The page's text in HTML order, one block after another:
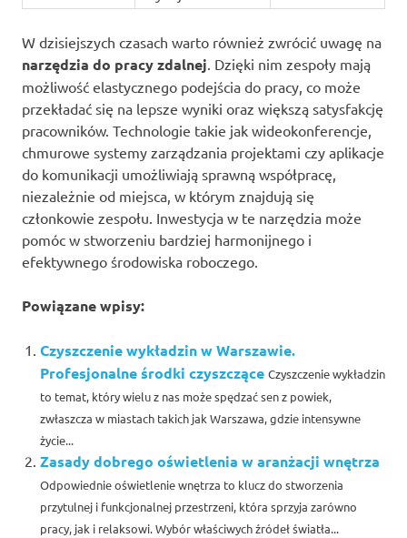
W dzisiejszych czasach warto również zwrócić uwagę na
narzędzia do pracy zdalnej . Dzięki nim zespoły mają
możliwość elastycznego podejścia do pracy, co może
przekładać się na lepsze wyniki oraz większą satysfakcję
pracowników. Technologie takie jak wideokonferencje,
chmurowe systemy zarządzania projektami czy aplikacje
do komunikacji umożliwiają sprawną współpracę,
niezależnie od miejsca, w którym znajdują się
członkowie zespołu. Inwestycja w te narzędzia może
pomóc w stworzeniu bardziej harmonijnego i
efektywnego środowiska roboczego.
Powiązane wpisy:
Czyszczenie wykładzin w Warszawie.
Profesjonalne środki czyszczące Czyszczenie wykładzin
to temat, który wielu z nas może spędzać sen z powiek,
zwłaszcza w miastach takich jak Warszawa, gdzie intensywne
życie...
Zasady dobrego oświetlenia w aranżacji wnętrza
Odpowiednie oświetlenie wnętrza to klucz do stworzenia
przytulnej i funkcjonalnej przestrzeni, która sprzyja zarówno
pracy, jak i relaksowi. Wybór właściwych źródeł światła...